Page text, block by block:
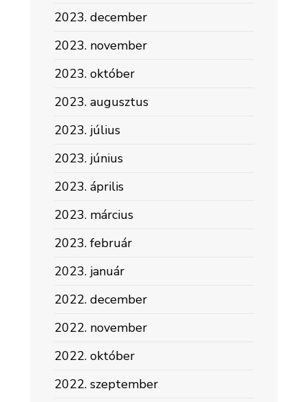
2023. december
2023. november
2023. október
2023. augusztus
2023. július
2023. június
2023. április
2023. március
2023. február
2023. január
2022. december
2022. november
2022. október
2022. szeptember